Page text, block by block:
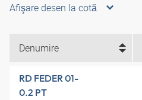
Afişare desen la cotă
Denumire
RD FEDER 01-
0.2 PT